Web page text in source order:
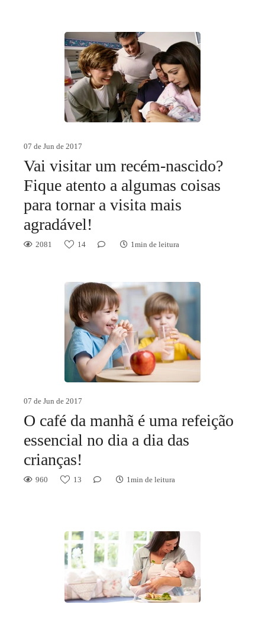
07 de Jun de 2017
Vai visitar um recém-nascido?
Fique atento a algumas coisas
para tornar a visita mais
agradável!
2081 14 1min de leitura
07 de Jun de 2017
O café da manhã é uma refeição
essencial no dia a dia das
crianças!
960 13 1min de leitura